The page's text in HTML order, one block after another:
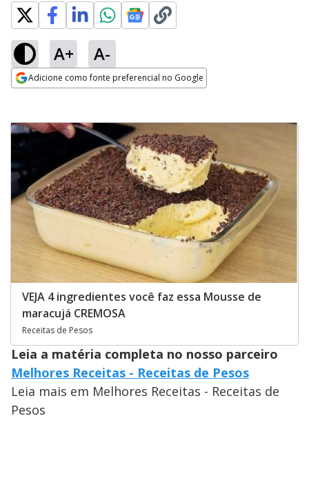
A+ A-
Adicione como fonte preferencial no Google
VEJA 4 ingredientes você faz essa Mousse de
maracujá CREMOSA
Receitas de Pesos
Leia a matéria completa no nosso parceiro
Melhores Receitas - Receitas de Pesos
Leia mais em Melhores Receitas - Receitas de
Pesos